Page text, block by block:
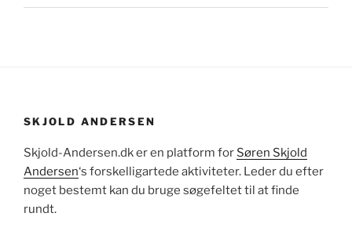
SKJOLD ANDERSEN
Skjold-Andersen.dk er en platform for Søren Skjold
Andersen‘s forskelligartede aktiviteter. Leder du efter
noget bestemt kan du bruge søgefeltet til at finde
rundt.